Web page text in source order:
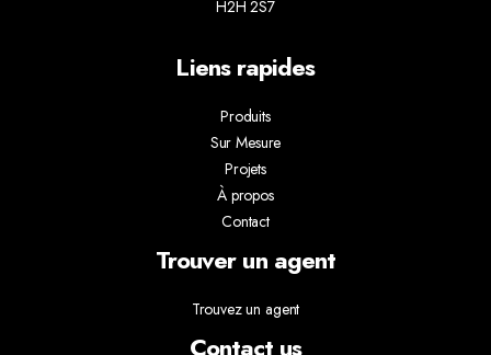
H2H 2S7
Liens rapides
Produits
Sur Mesure
Projets
À propos
Contact
Trouver un agent
Trouvez un agent
Contact us